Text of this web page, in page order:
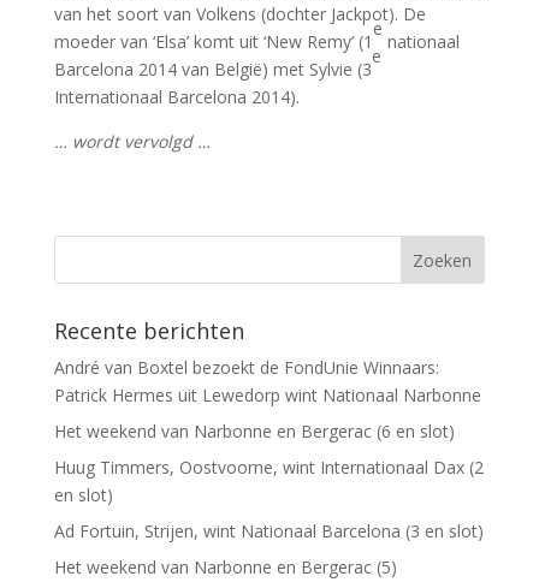
van het soort van Volkens (dochter Jackpot). De
moeder van ‘Elsa’ komt uit ‘New Remy’ (1
e
nationaal
Barcelona 2014 van België) met Sylvie (3
e
Internationaal Barcelona 2014).
… wordt vervolgd …
Recente berichten
André van Boxtel bezoekt de FondUnie Winnaars:
Patrick Hermes uit Lewedorp wint Nationaal Narbonne
Het weekend van Narbonne en Bergerac (6 en slot)
Huug Timmers, Oostvoorne, wint Internationaal Dax (2
en slot)
Ad Fortuin, Strijen, wint Nationaal Barcelona (3 en slot)
Het weekend van Narbonne en Bergerac (5)